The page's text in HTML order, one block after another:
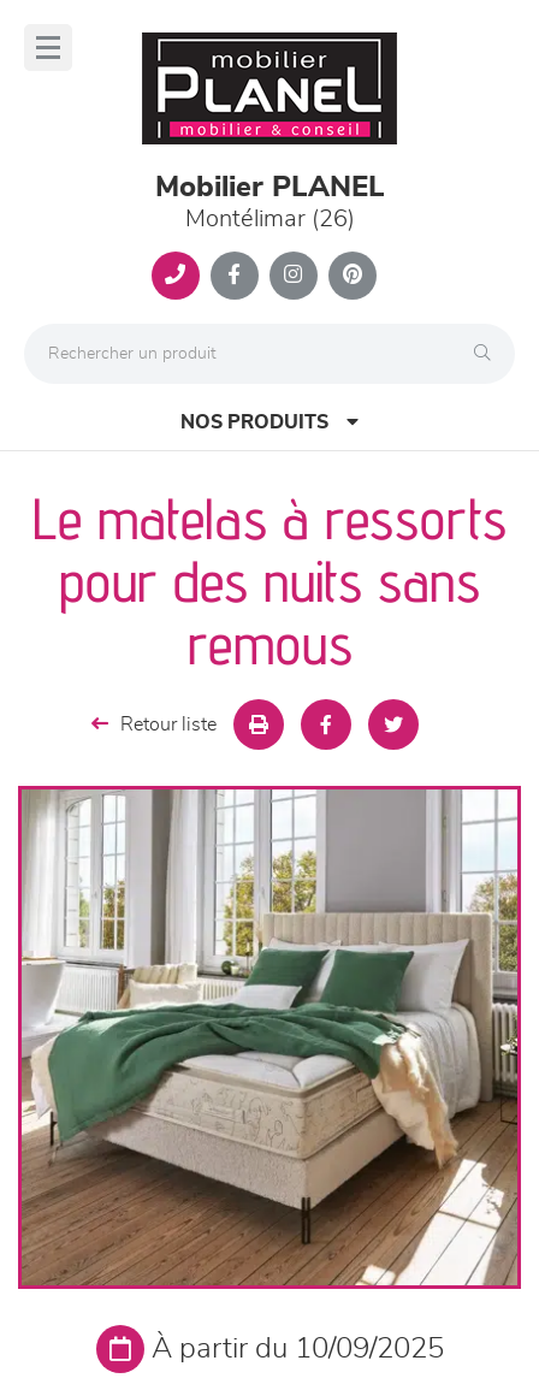
Mobilier PLANEL
Montélimar (26)
NOS PRODUITS
canapés et fauteuils
séjours
chambres et dressing
literie
décoration
Le matelas à ressorts
pour des nuits sans
remous
Retour liste
À partir du 10/09/2025